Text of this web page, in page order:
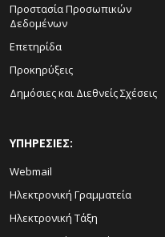
Προστασία Προσωπικών
Δεδομένων
Επετηρίδα
Προκηρύξεις
Δημόσιες και Διεθνείς Σχέσεις
ΥΠΗΡΕΣΙΕΣ:
Webmail
Ηλεκτρονική Γραμματεία
Ηλεκτρονική Τάξη